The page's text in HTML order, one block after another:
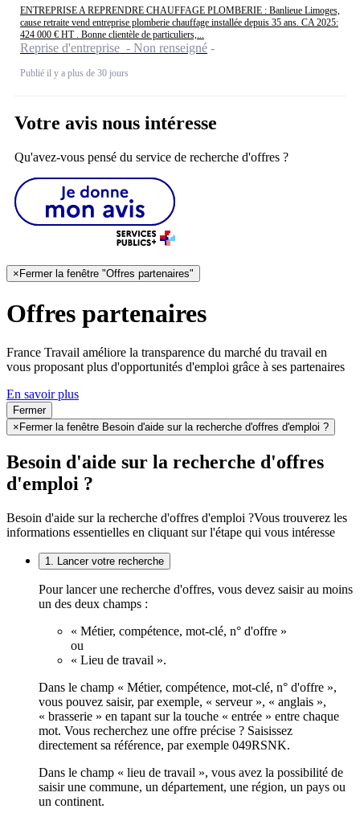
ENTREPRISE A REPRENDRE CHAUFFAGE PLOMBERIE : Banlieue Limoges,
cause retraite vend entreprise plomberie chauffage installée depuis 35 ans. CA 2025:
424 000 € HT . Bonne clientèle de particuliers,...
Reprise d'entreprise - Non renseigné
Publié il y a plus de 30 jours
Votre avis nous intéresse
Qu'avez-vous pensé du service de recherche d'offres ?
×Fermer la fenêtre "Offres partenaires"
Offres partenaires
France Travail améliore la transparence du marché du travail en
vous proposant plus d'opportunités d'emploi grâce à ses partenaires
En savoir plus
Fermer
× Fermer la fenêtre Besoin d'aide sur la recherche d'offres d'emploi ?
Besoin d'aide sur la recherche d'offres
d'emploi ?
Besoin d'aide sur la recherche d'offres d'emploi ?Vous trouverez les
informations essentielles en cliquant sur l'étape qui vous intéresse
1. Lancer votre recherche
Pour lancer une recherche d'offres, vous devez saisir au moins
un des deux champs :
« Métier, compétence, mot-clé, n° d'offre »
ou
« Lieu de travail ».
Dans le champ « Métier, compétence, mot-clé, n° d'offre »,
vous pouvez saisir, par exemple, « serveur », « anglais »,
« brasserie » en tapant sur la touche « entrée » entre chaque
mot. Vous recherchez une offre précise ? Saisissez
directement sa référence, par exemple 049RSNK.
Dans le champ « lieu de travail », vous avez la possibilité de
saisir une commune, un département, une région, un pays ou
un continent.